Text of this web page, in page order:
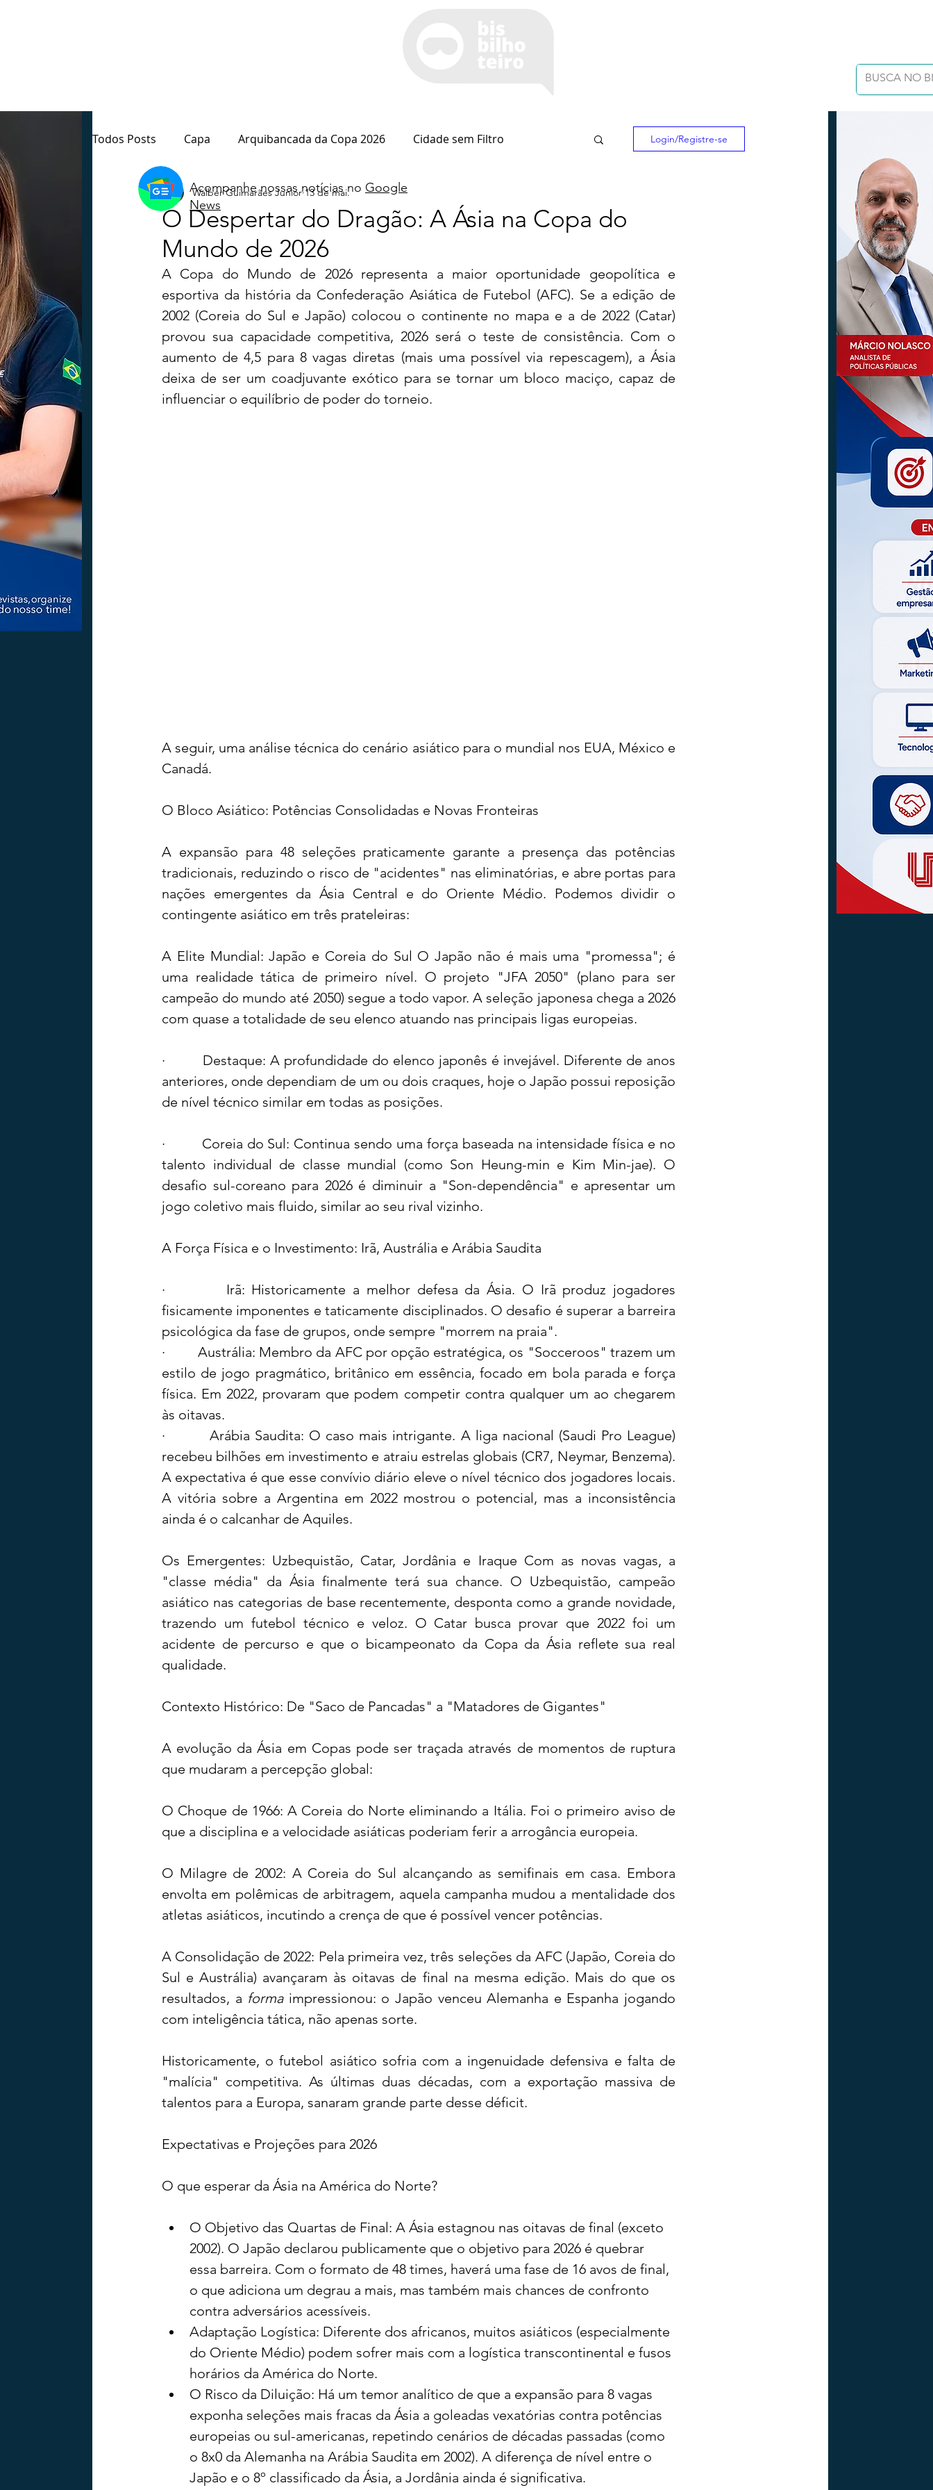
Todos Posts Capa Arquibancada da Copa 2026 Cidade sem Filtro
Quarto Poder Sala de Redação Espaço Itaipu
Destaque Paraná Política
Notas do Motta (Im)pertinências Economia
Tecnologia Nacional Internacional Justiça Fama-Celebridades
Login/Registre-se
O Despertar do Dragão: A Ásia na Copa do
Mundo de 2026
Walber Guimarães Junior 13 de mai.
A Copa do Mundo de 2026 representa a maior oportunidade geopolítica e
esportiva da história da Confederação Asiática de Futebol (AFC). Se a edição de
2002 (Coreia do Sul e Japão) colocou o continente no mapa e a de 2022 (Catar)
provou sua capacidade competitiva, 2026 será o teste de consistência. Com o
aumento de 4,5 para 8 vagas diretas (mais uma possível via repescagem), a Ásia
deixa de ser um coadjuvante exótico para se tornar um bloco maciço, capaz de
influenciar o equilíbrio de poder do torneio.
A seguir, uma análise técnica do cenário asiático para o mundial nos EUA, México e
Canadá.
O Bloco Asiático: Potências Consolidadas e Novas Fronteiras
A expansão para 48 seleções praticamente garante a presença das potências
tradicionais, reduzindo o risco de "acidentes" nas eliminatórias, e abre portas para
nações emergentes da Ásia Central e do Oriente Médio. Podemos dividir o
contingente asiático em três prateleiras:
A Elite Mundial: Japão e Coreia do Sul O Japão não é mais uma "promessa"; é
uma realidade tática de primeiro nível. O projeto "JFA 2050" (plano para ser
campeão do mundo até 2050) segue a todo vapor. A seleção japonesa chega a 2026
com quase a totalidade de seu elenco atuando nas principais ligas europeias.
·         Destaque: A profundidade do elenco japonês é invejável. Diferente de anos
anteriores, onde dependiam de um ou dois craques, hoje o Japão possui reposição
de nível técnico similar em todas as posições.
·         Coreia do Sul: Continua sendo uma força baseada na intensidade física e no
talento individual de classe mundial (como Son Heung-min e Kim Min-jae). O
desafio sul-coreano para 2026 é diminuir a "Son-dependência" e apresentar um
jogo coletivo mais fluido, similar ao seu rival vizinho.
A Força Física e o Investimento: Irã, Austrália e Arábia Saudita
·         Irã: Historicamente a melhor defesa da Ásia. O Irã produz jogadores
fisicamente imponentes e taticamente disciplinados. O desafio é superar a barreira
psicológica da fase de grupos, onde sempre "morrem na praia".
·         Austrália: Membro da AFC por opção estratégica, os "Socceroos" trazem um
estilo de jogo pragmático, britânico em essência, focado em bola parada e força
física. Em 2022, provaram que podem competir contra qualquer um ao chegarem
às oitavas.
·         Arábia Saudita: O caso mais intrigante. A liga nacional (Saudi Pro League)
recebeu bilhões em investimento e atraiu estrelas globais (CR7, Neymar, Benzema).
A expectativa é que esse convívio diário eleve o nível técnico dos jogadores locais.
A vitória sobre a Argentina em 2022 mostrou o potencial, mas a inconsistência
ainda é o calcanhar de Aquiles.
Os Emergentes: Uzbequistão, Catar, Jordânia e Iraque Com as novas vagas, a
"classe média" da Ásia finalmente terá sua chance. O Uzbequistão, campeão
asiático nas categorias de base recentemente, desponta como a grande novidade,
trazendo um futebol técnico e veloz. O Catar busca provar que 2022 foi um
acidente de percurso e que o bicampeonato da Copa da Ásia reflete sua real
qualidade.
Contexto Histórico: De "Saco de Pancadas" a "Matadores de Gigantes"
A evolução da Ásia em Copas pode ser traçada através de momentos de ruptura
que mudaram a percepção global:
O Choque de 1966: A Coreia do Norte eliminando a Itália. Foi o primeiro aviso de
que a disciplina e a velocidade asiáticas poderiam ferir a arrogância europeia.
O Milagre de 2002: A Coreia do Sul alcançando as semifinais em casa. Embora
envolta em polêmicas de arbitragem, aquela campanha mudou a mentalidade dos
atletas asiáticos, incutindo a crença de que é possível vencer potências.
A Consolidação de 2022: Pela primeira vez, três seleções da AFC (Japão, Coreia do
Sul e Austrália) avançaram às oitavas de final na mesma edição. Mais do que os
resultados, a forma impressionou: o Japão venceu Alemanha e Espanha jogando
com inteligência tática, não apenas sorte.
Historicamente, o futebol asiático sofria com a ingenuidade defensiva e falta de
"malícia" competitiva. As últimas duas décadas, com a exportação massiva de
talentos para a Europa, sanaram grande parte desse déficit.
Expectativas e Projeções para 2026
O que esperar da Ásia na América do Norte?
O Objetivo das Quartas de Final: A Ásia estagnou nas oitavas de final (exceto
2002). O Japão declarou publicamente que o objetivo para 2026 é quebrar
essa barreira. Com o formato de 48 times, haverá uma fase de 16 avos de final,
o que adiciona um degrau a mais, mas também mais chances de confronto
contra adversários acessíveis.
Adaptação Logística: Diferente dos africanos, muitos asiáticos (especialmente
do Oriente Médio) podem sofrer mais com a logística transcontinental e fusos
horários da América do Norte.
O Risco da Diluição: Há um temor analítico de que a expansão para 8 vagas
exponha seleções mais fracas da Ásia a goleadas vexatórias contra potências
europeias ou sul-americanas, repetindo cenários de décadas passadas (como
o 8x0 da Alemanha na Arábia Saudita em 2002). A diferença de nível entre o
Japão e o 8º classificado da Ásia, a Jordânia ainda é significativa.
Acompanhe nossas notícias no Google
News